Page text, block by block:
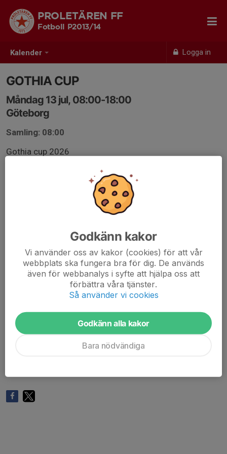
Kalender Logga in
PROLETÄREN FF
Fotboll P2013/14
GOTHIA CUP
Måndag 13 jul, 08:00-18:00
Göteborg
Samling: 08:00
Gothia cup 2026
Gothia cup spelas Måndag- Lördag.
Måndag-Onsdag spelas Gruppspel (Endast 1 match
Torsdag-Lördag spelas Slutspel.
Allt annat info skickas ut via Whatsapp.
Inför kommande dag under cupen kommer det skickas
info via whatsapp och inte Svenskalag.
Allt gällande Kostnad, Samlingstider, Matchställ och
liknande skickas i gruppchatten.
Har man frågor? Skriv till en av ledarna.
Godkänn kakor
Vi använder oss av kakor (cookies) för att vår
webbplats ska fungera bra för dig. De används
även för webbanalys i syfte att hjälpa oss att
förbättra våra tjänster.
Så använder vi cookies
Godkänn alla kakor
Bara nödvändiga